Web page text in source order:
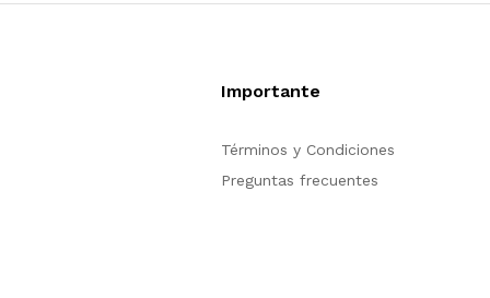
Importante
Términos y Condiciones
Preguntas frecuentes